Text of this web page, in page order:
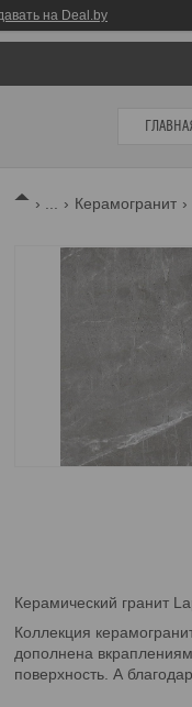
на Deal.by
Керамогранит
Керамический гранит
Коллекция
дополнена
поверхность. А